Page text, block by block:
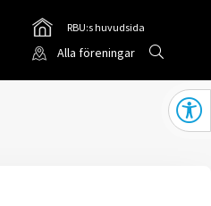
Gå till RBU:s huvudsida
Alla föreningar